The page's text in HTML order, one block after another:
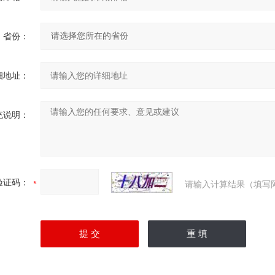
省份：
址：
明：
证码： 请输入计算结果（填写